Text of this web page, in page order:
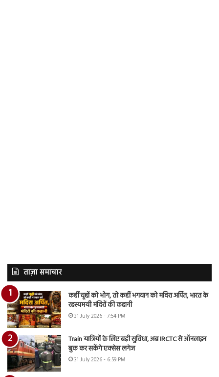
ताज़ा समाचार
कहीं चूहों को भोग, तो कहीं भगवान को मदिरा अर्पित, भारत के
रहस्यमयी मंदिरों की कहानी
31 July 2026 - 7:54 PM
Train यात्रियों के लिए बड़ी सुविधा, अब IRCTC से ऑनलाइन
बुक कर सकेंगे एक्सेस लगेज
31 July 2026 - 6:59 PM